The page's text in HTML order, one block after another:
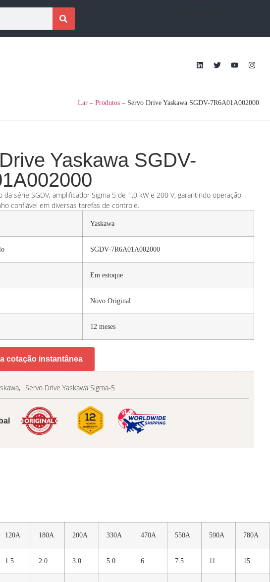
Lar – Produtos – Servo Drive Yaskawa SGDV-7R6A01A002000
Yaskawa SGDV-
da série SGDV, amplificador Sigma 5 de 1,0 kW e 200 V, garantindo operação
confiável em diversas tarefas de controle.
Yaskawa
SGDV-7R6A01A002000
Em estoque
Novo Original
12 meses
cotação instantânea
Servo Drive Yaskawa Sigma-5
120A 180A 200A 330A 470A 550A 590A 780A
1.5 2.0 3.0 5.0 6 7.5 11 15